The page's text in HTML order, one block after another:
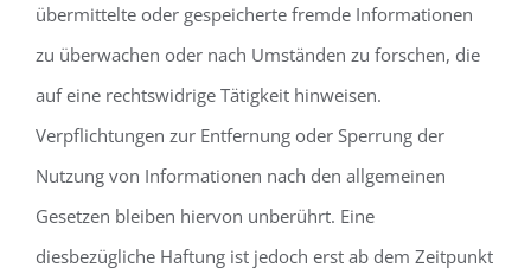
übermittelte oder gespeicherte fremde Informationen
zu überwachen oder nach Umständen zu forschen, die
auf eine rechtswidrige Tätigkeit hinweisen.
Verpflichtungen zur Entfernung oder Sperrung der
Nutzung von Informationen nach den allgemeinen
Gesetzen bleiben hiervon unberührt. Eine
diesbezügliche Haftung ist jedoch erst ab dem Zeitpunkt